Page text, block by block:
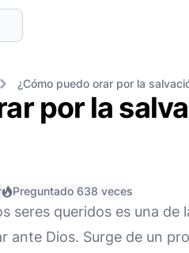
¿Cómo puedo orar por la
por la
Preguntado 638 veces
seres queridos es una
ante Dios. Surge de un